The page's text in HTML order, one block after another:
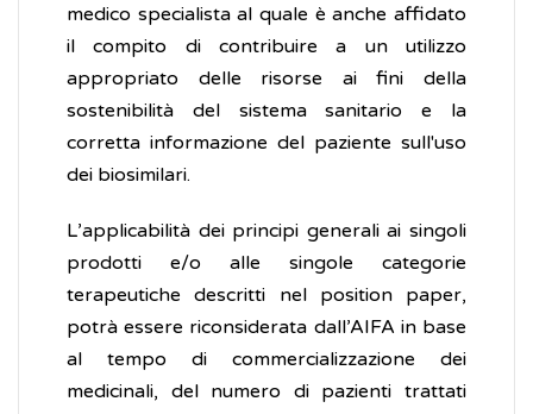
medico specialista al quale è anche affidato
il compito di contribuire a un utilizzo
appropriato delle risorse ai fini della
sostenibilità del sistema sanitario e la
corretta informazione del paziente sull'uso
dei biosimilari.
L’applicabilità dei principi generali ai singoli
prodotti e/o alle singole categorie
terapeutiche descritti nel position paper,
potrà essere riconsiderata dall’AIFA in base
al tempo di commercializzazione dei
medicinali, del numero di pazienti trattati